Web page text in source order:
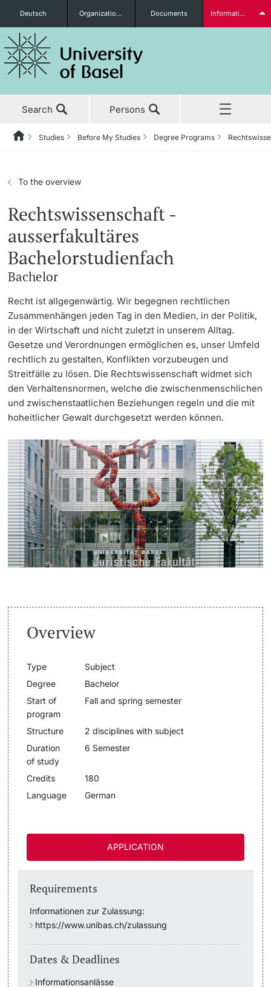
Prospective Students
Further information
PhD Candidates
Further information
Lecturers
Further information
Deutsch Organizational units Documents Information for...
Search Persons
News & Events
Studies
Studies
Before My Studies
Degree Programs
Application & Admission
Dates
Informations, Events & Get a Taste
Student Advice Center
Academic Advice
Five reasons for studying in Basel
In My Studies
Course Directory
Course Registration
Semester Registration
Dates
Welcome to the University of Basel
Mobility
Campus Credits
Course Auditors
Student Life
Campus Stories
Career Counseling
Social Services & Health Care
Research
Teaching
Continuing Education
University
HomeBackStudies Before My Studies Degree Programs
To the overview
Rechtswissenschaft -
ausserfakultäres
Bachelorstudienfach
Bachelor
Recht ist allgegenwärtig. Wir begegnen rechtlichen
Zusammenhängen jeden Tag in den Medien, in der Politik,
in der Wirtschaft und nicht zuletzt in unserem Alltag.
Gesetze und Verordnungen ermöglichen es, unser Umfeld
rechtlich zu gestalten, Konflikten vorzubeugen und
Streitfälle zu lösen. Die Rechtswissenschaft widmet sich
den Verhaltensnormen, welche die zwischenmenschlichen
und zwischenstaatlichen Beziehungen regeln und die mit
hoheitlicher Gewalt durchgesetzt werden können.
Overview
Type
Subject
Degree
Bachelor
Start of
program
Fall and spring semester
Structure
2 disciplines with subject
Duration
of study
6 Semester
Credits
180
Language
German
APPLICATION
Requirements
Informationen zur Zulassung:
https://www.unibas.ch/zulassung
Dates & Deadlines
Informationsanlässe